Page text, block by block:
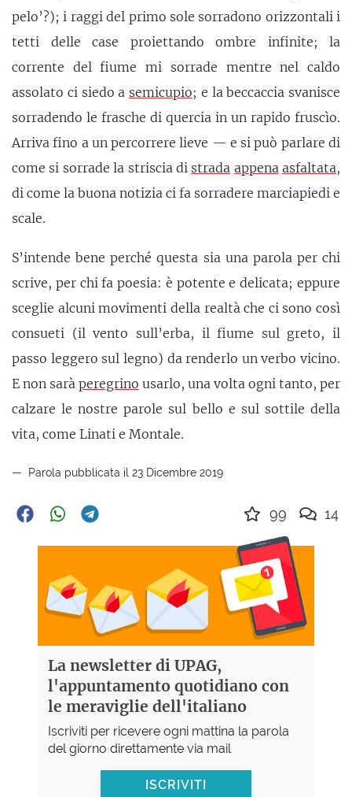
pelo’?); i raggi del primo sole sorradono orizzontali i
tetti delle case proiettando ombre infinite; la
corrente del fiume mi sorrade mentre nel caldo
assolato ci siedo a semicupio; e la beccaccia svanisce
sorradendo le frasche di quercia in un rapido fruscìo.
Arriva fino a un percorrere lieve — e si può parlare di
come si sorrade la striscia di strada appena asfaltata,
di come la buona notizia ci fa sorradere marciapiedi e
scale.
S’intende bene perché questa sia una parola per chi
scrive, per chi fa poesia: è potente e delicata; eppure
sceglie alcuni movimenti della realtà che ci sono così
consueti (il vento sull’erba, il fiume sul greto, il
passo leggero sul legno) da renderlo un verbo vicino.
E non sarà peregrino usarlo, una volta ogni tanto, per
calzare le nostre parole sul bello e sul sottile della
vita, come Linati e Montale.
Parola pubblicata il 23 Dicembre 2019
99 14
La newsletter di UPAG,
l'appuntamento quotidiano con
le meraviglie dell'italiano
Iscriviti per ricevere ogni mattina la parola
del giorno direttamente via mail
ISCRIVITI